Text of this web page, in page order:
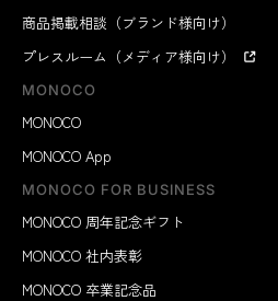
商品掲載相談（ブランド様向け）
プレスルーム（メディア様向け）
MONOCO
MONOCO
MONOCO App
MONOCO FOR BUSINESS
MONOCO 周年記念ギフト
MONOCO 社内表彰
MONOCO 卒業記念品